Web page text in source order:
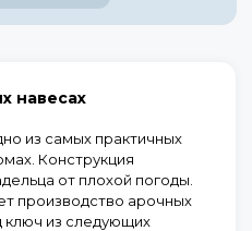
навесах
из самых практичных
Конструкция
от плохой погоды.
производство арочных
ключ из следующих